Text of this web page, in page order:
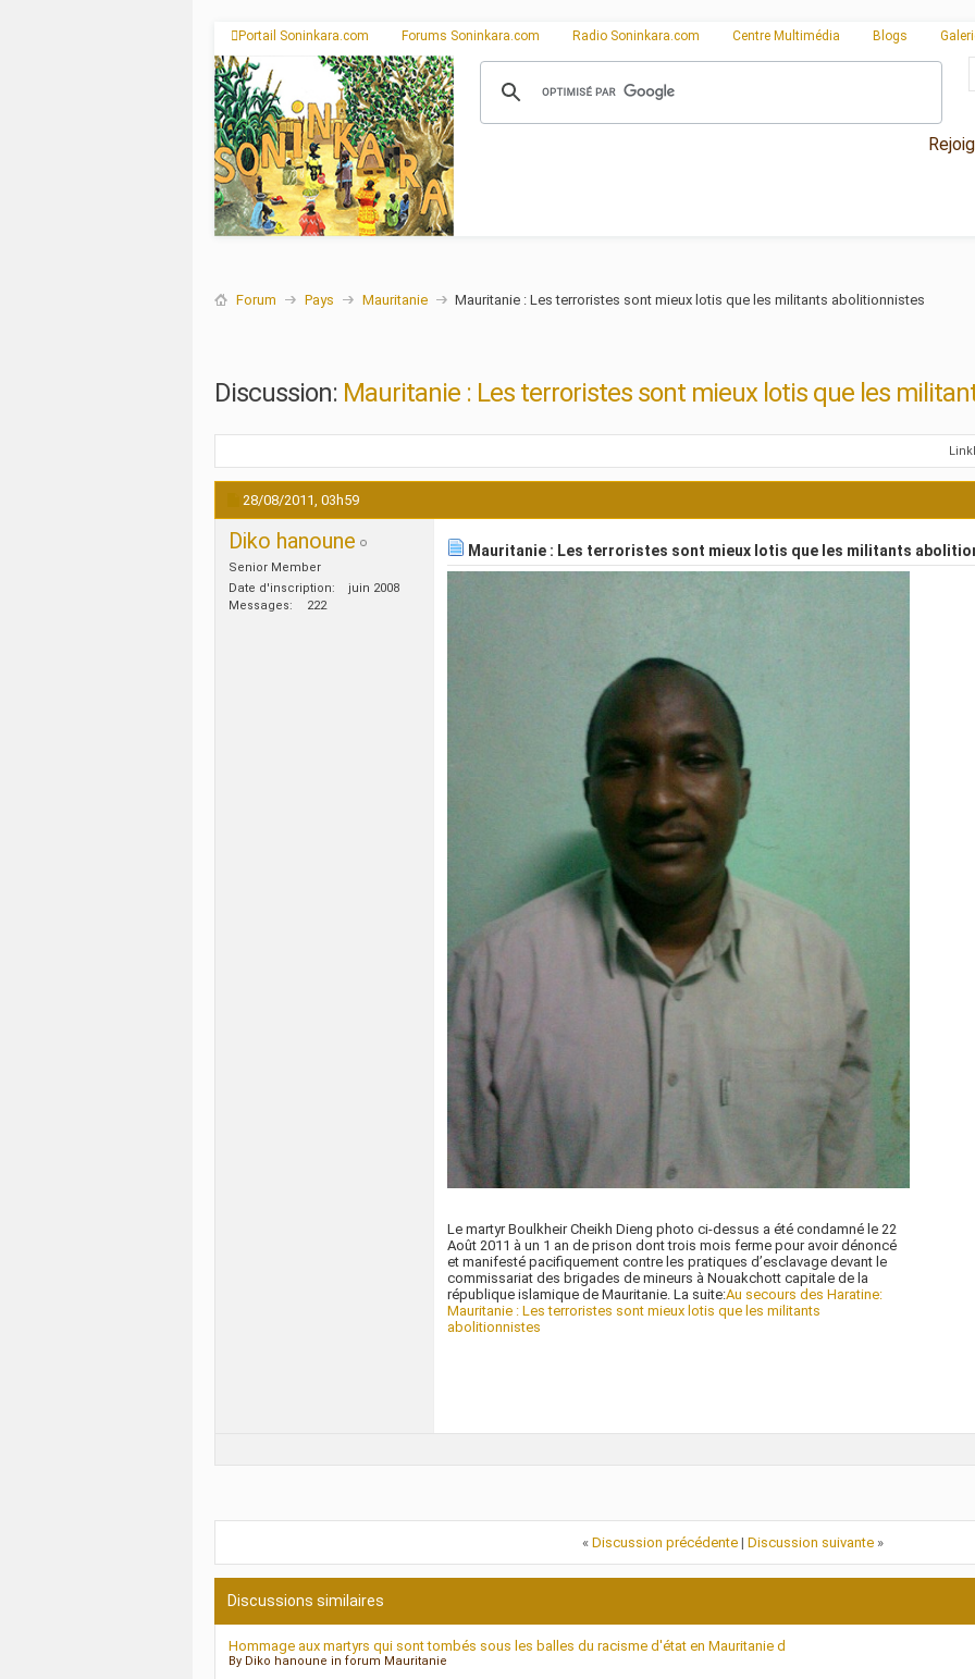
Portail Soninkara.com Forums Soninkara.com Radio Soninkara.com Centre Multimédia Blogs
Forum Pays Mauritanie Mauritanie : Les terroristes sont mieux lotis que les militants abolitionnistes
Discussion: Mauritanie : Les terroristes sont mieux lotis que les
28/08/2011, 03h59
Diko hanoune
Senior Member
Date d'inscription
juin 2008
Messages
222
Mauritanie : Les terroristes sont mieux lotis que les militants
Le martyr Boulkheir Cheikh Dieng photo ci-dessus a été condamné le 22
Août 2011 à un 1 an de prison dont trois mois ferme pour avoir dénoncé
et manifesté pacifiquement contre les pratiques d’esclavage devant le
commissariat des brigades de mineurs à Nouakchott capitale de la
république islamique de Mauritanie. La suite:Au secours des Haratine:
Mauritanie : Les terroristes sont mieux lotis que les militants
abolitionnistes
« Discussion précédente| Discussion suivante »
Discussions similaires
Hommage aux martyrs qui sont tombés sous les balles du racisme d'état en Mauritanie d
By Diko hanoune in forum Mauritanie